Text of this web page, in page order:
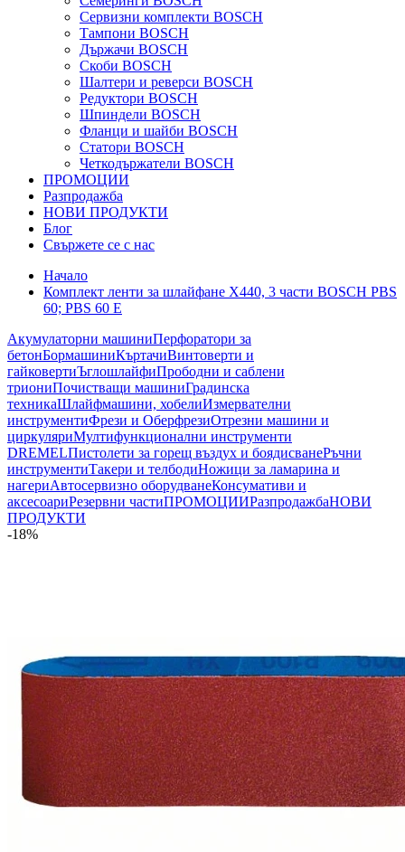
Сервизни комплекти BOSCH
Тампони BOSCH
Държачи BOSCH
Скоби BOSCH
Шалтери и реверси BOSCH
Редуктори BOSCH
Шпиндели BOSCH
Фланци и шайби BOSCH
Статори BOSCH
Четкодържатели BOSCH
ПРОМОЦИИ
Разпродажба
НОВИ ПРОДУКТИ
Блог
Свържете се с нас
Начало
Комплект ленти за шлайфане X440, 3 части BOSCH PBS
60; PBS 60 E
Акумулаторни машиниПерфоратори за
бетонБормашиниКъртачиВинтоверти и
гайковертиЪглошлайфиПрободни и саблени
триониПочистващи машиниГрадинска
техникаШлайфмашини, хобелиИзмервателни
инструментиФрези и ОберфрезиОтрезни машини и
циркуляриМултифункционални инструменти
DREMELПистолети за горещ въздух и боядисванеРъчни
инструментиТакери и телбодиНожици за ламарина и
нагериАвтосервизно оборудванеКонсумативи и
аксесоариРезервни частиПРОМОЦИИРазпродажбаНОВИ
ПРОДУКТИ
-18%